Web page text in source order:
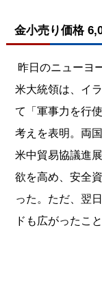
金小売り価格
昨日のニューヨ
米大統領は、イラ
て「軍事力を行
考えを表明。両
米中貿易協議進
欲を高め、安全
った。 ただ、翌
ドも広がったこ